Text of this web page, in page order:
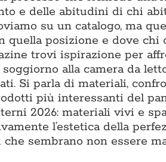
e delle abitudini di chi
su un catalogo, ma
quella posizione e dove chi
trovi ispirazione per
alla camera da
Si parla di materiali,
più interessanti del
2026: materiali vivi e
l’estetica della
sembrano non essere